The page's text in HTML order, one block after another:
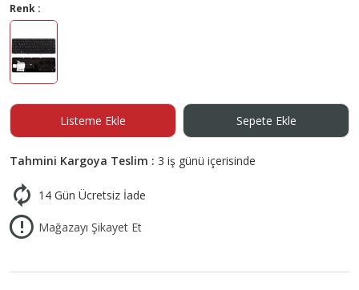
Renk :
Listeme Ekle Sepete Ekle
Tahmini Kargoya Teslim : 3 iş günü içerisinde
14 Gün Ücretsiz İade
Mağazayı Şikayet Et